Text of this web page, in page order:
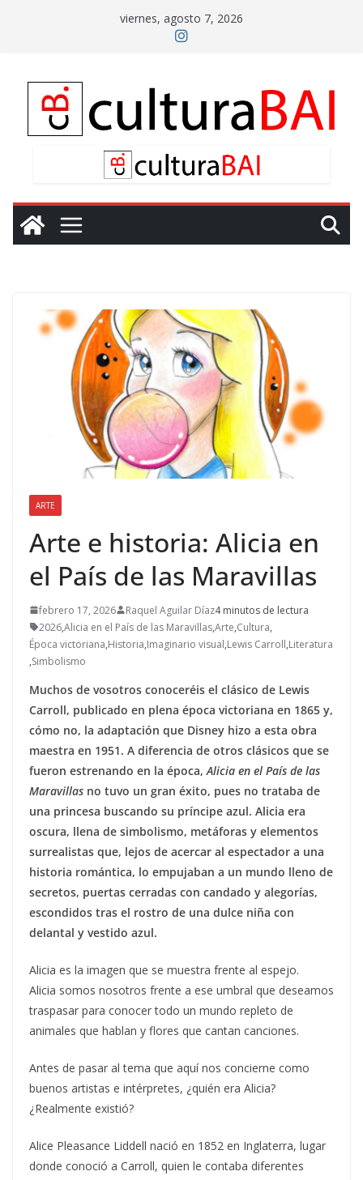
viernes, agosto 7, 2026
ARTE
Arte e historia: Alicia en
el País de las Maravillas
febrero 17, 2026 Raquel Aguilar Díaz4 minutos de lectura
2026,Alicia en el País de las Maravillas,Arte,Cultura,
Época victoriana,Historia,Imaginario visual,Lewis Carroll,Literatura
,Simbolismo
Muchos de vosotros conoceréis el clásico de Lewis
Carroll, publicado en plena época victoriana en 1865 y,
cómo no, la adaptación que Disney hizo a esta obra
maestra en 1951. A diferencia de otros clásicos que se
fueron estrenando en la época,Alicia en el País de las
Maravillas no tuvo un gran éxito, pues no trataba de
una princesa buscando su príncipe azul. Alicia era
oscura, llena de simbolismo, metáforas y elementos
surrealistas que, lejos de acercar al espectador a una
historia romántica, lo empujaban a un mundo lleno de
secretos, puertas cerradas con candado y alegorías,
escondidos tras el rostro de una dulce niña con
delantal y vestido azul.
Alicia es la imagen que se muestra frente al espejo.
Alicia somos nosotros frente a ese umbral que deseamos
traspasar para conocer todo un mundo repleto de
animales que hablan y flores que cantan canciones.
Antes de pasar al tema que aquí nos concierne como
buenos artistas e intérpretes, ¿quién era Alicia?
¿Realmente existió?
Alice Pleasance Liddell nació en 1852 en Inglaterra, lugar
donde conoció a Carroll, quien le contaba diferentes